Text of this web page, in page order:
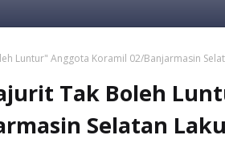
Luntur" Anggota Koramil 02/Banjarmasin
Tak Boleh
Selatan